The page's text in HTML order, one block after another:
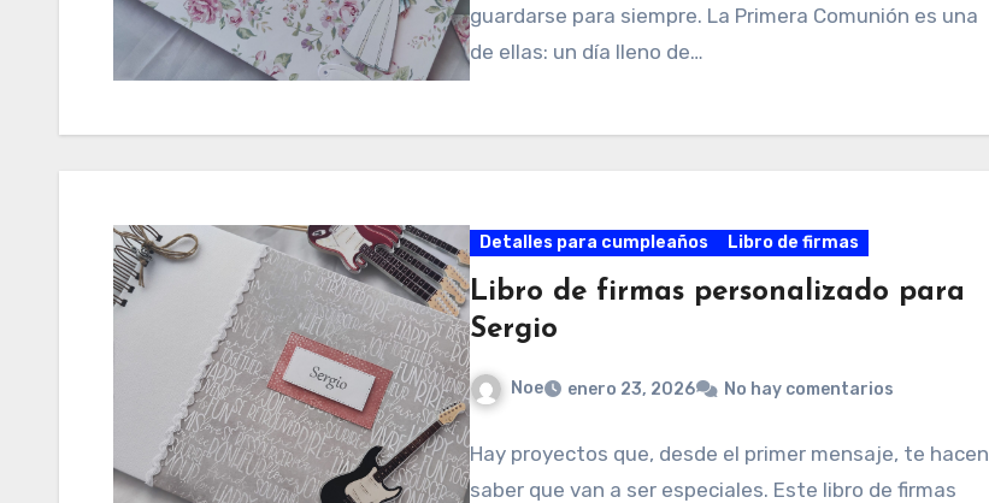
guardarse para siempre. La Primera Comunión es una
de ellas: un día lleno de…
Detalles para cumpleaños Libro de firmas
Libro de firmas personalizado para
Sergio
Noe enero 23, 2026 No hay comentarios
Hay proyectos que, desde el primer mensaje, te hacen
saber que van a ser especiales. Este libro de firmas